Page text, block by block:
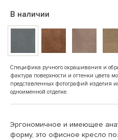
В наличии
Специфика ручного окрашивания и
фактура поверхности и оттенки цвета
представленных фотографий изделия
одноименной отделке.
Эргономичное и имеющее
форму, это офисное кресло